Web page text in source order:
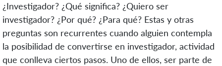
¿Investigador? ¿Qué significa? ¿Quiero ser
investigador? ¿Por qué? ¿Para qué? Estas y otras
preguntas son recurrentes cuando alguien contempla
la posibilidad de convertirse en investigador, actividad
que conlleva ciertos pasos. Uno de ellos, ser parte de